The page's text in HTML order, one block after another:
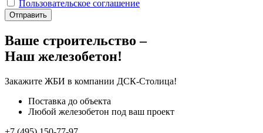
Пользовательское соглашение
Отправить
Ваше строительство –
Наш железобетон!
Закажите ЖБИ в компании ДСК-Столица!
Поставка до объекта
Любой железобетон под ваш проект